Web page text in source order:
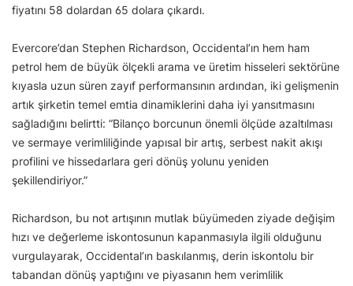
fiyatını 58 dolardan 65 dolara çıkardı.
Evercore’dan Stephen Richardson, Occidental’ın hem ham
petrol hem de büyük ölçekli arama ve üretim hisseleri sektörüne
kıyasla uzun süren zayıf performansının ardından, iki gelişmenin
artık şirketin temel emtia dinamiklerini daha iyi yansıtmasını
sağladığını belirtti: “Bilanço borcunun önemli ölçüde azaltılması
ve sermaye verimliliğinde yapısal bir artış, serbest nakit akışı
profilini ve hissedarlara geri dönüş yolunu yeniden
şekillendiriyor.”
Richardson, bu not artışının mutlak büyümeden ziyade değişim
hızı ve değerleme iskontosunun kapanmasıyla ilgili olduğunu
vurgulayarak, Occidental’ın baskılanmış, derin iskontolu bir
tabandan dönüş yaptığını ve piyasanın hem verimlilik